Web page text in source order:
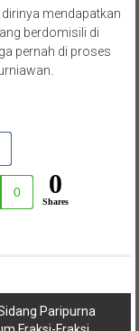
mendapatkan
berdomisili di
pernah di proses
0 0
Shares
Paripurna